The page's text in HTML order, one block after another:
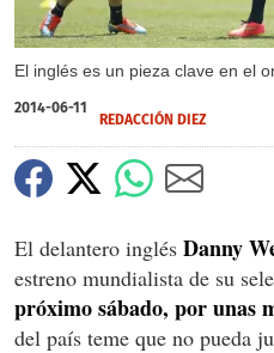
El inglés es un pieza clave en el
2014-06-11
REDACCIÓN DIEZ
El delantero inglés Danny
estreno mundialista de su
próximo sábado, por unas
del país teme que no pueda